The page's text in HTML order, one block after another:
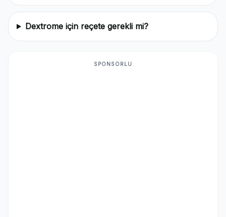
Dextrome için reçete gerekli mi?
SPONSORLU